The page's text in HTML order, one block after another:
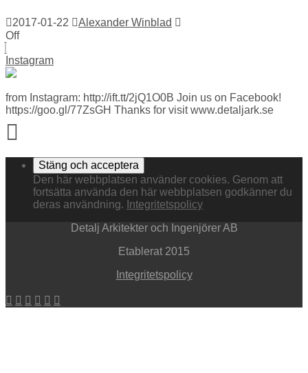
2017-01-22
Alexander Winblad
Off
Instagram
from Instagram: http://ift.tt/2jQ1O0B Join us on Facebook!
https://goo.gl/77ZsGH Thanks for visit www.detaljark.se
Den här webbplatsen använder cookies. Genom att
fortsätta använda den här webbplatsen godkänner du
deras användning. Integritetspolicy
Detalj Arkitekter och Ingenjörer AB
Etablerat 2015
Integritetspolicy